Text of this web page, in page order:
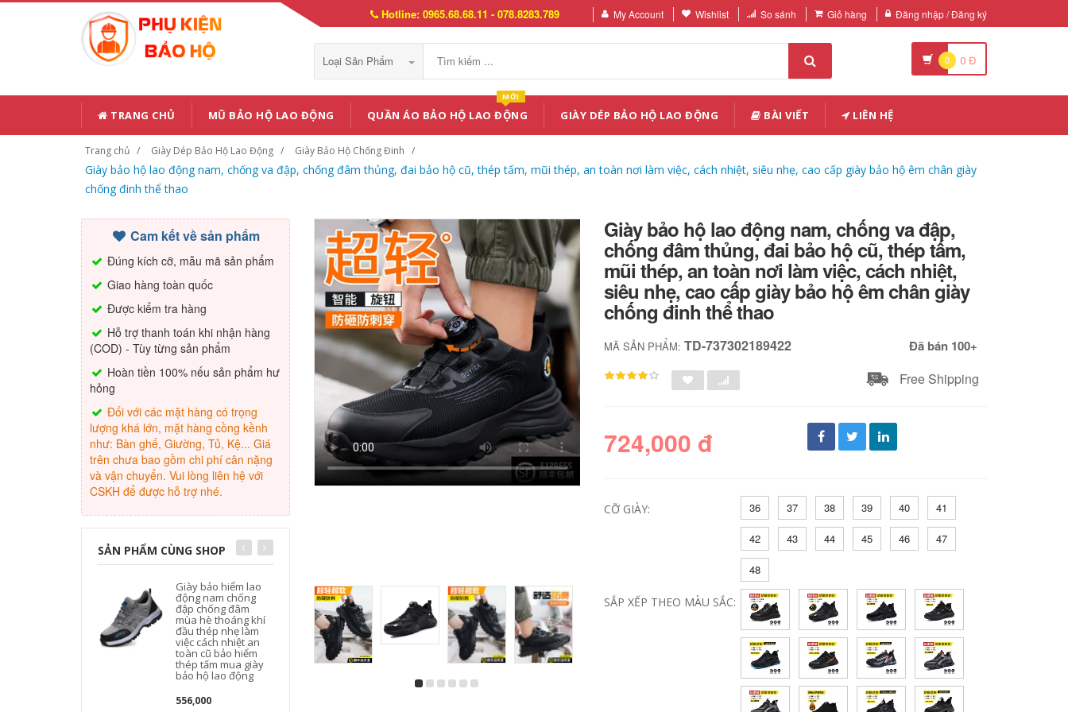
Hotline: 0965.68.68.11 - 078.8283.789 My Account Wishlist So sánh Giỏ hàng Đăng nhập / Đăng ký
Loại Sản Phẩm 0 0 Đ
TRANG CHỦ MŨ BẢO HỘ LAO ĐỘNG QUẦN ÁO BẢO HỘ LAO ĐỘNG
MỚI
GIÀY DÉP BẢO HỘ LAO ĐỘNG BÀI VIẾT LIÊN HỆ
Trang chủ Giày Dép Bảo Hộ Lao Động Giày Bảo Hộ Chống Đinh
Giày bảo hộ lao động nam, chống va đập, chống đâm thủng, đai bảo hộ cũ, thép tấm, mũi thép, an toàn nơi làm việc, cách nhiệt, siêu nhẹ, cao cấp giày bảo hộ êm chân giày
chống đinh thể thao
Cam kết về sản phẩm
Đúng kích cỡ, mẫu mã sản phẩm
Giao hàng toàn quốc
Được kiểm tra hàng
Hỗ trợ thanh toán khi nhận hàng
(COD) - Tùy từng sản phẩm
Hoàn tiền 100% nếu sản phẩm hư
hỏng
Đối với các mặt hàng có trọng
lượng khá lớn, mặt hàng cồng kềnh
như: Bàn ghế, Giường, Tủ, Kệ... Giá
trên chưa bao gồm chi phí cân nặng
và vận chuyển. Vui lòng liên hệ với
CSKH để được hỗ trợ nhé.
SẢN PHẨM CÙNG SHOP
Giày bảo hiểm lao
động nam chống
đập chống đâm
mùa hè thoáng khí
đầu thép nhẹ làm
việc cách nhiệt an
toàn cũ bảo hiểm
thép tấm mua giày
bảo hộ lao động
556,000
giầy bảo hộ loại nào
tốt Giày bảo hộ lao
động nam nhẹ,
chống va đập,
chống đâm thủng,
siêu nhẹ, cách điện,
an toàn công
trường, thép tấm
cho nam giày phòng
giày jogger raptor
Giày bảo hộ lao
động nam mũi thép
chống va đập chống
đâm thủng thợ điện
cách nhiệt nam an
toàn mùa đông tuổi
thép siêu nhẹ giày
Giày bảo hộ lao động nam, chống va đập,
chống đâm thủng, đai bảo hộ cũ, thép tấm,
mũi thép, an toàn nơi làm việc, cách nhiệt,
siêu nhẹ, cao cấp giày bảo hộ êm chân giày
chống đinh thể thao
MÃ SẢN PHẨM:TD-737302189422 Đã bán 100+
Free Shipping
724,000 đ
CỠ GIÀY: 36 37 38 39 40 41
42 43 44 45 46 47
48
SẮP XẾP THEO MÀU SẮC: